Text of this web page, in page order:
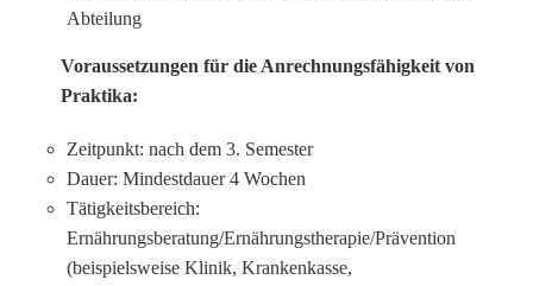
Abteilung
Voraussetzungen für die Anrechnungsfähigkeit von
Praktika:
Zeitpunkt: nach dem 3. Semester
Dauer: Mindestdauer 4 Wochen
Tätigkeitsbereich:
Ernährungsberatung/Ernährungstherapie/Prävention
(beispielsweise Klinik, Krankenkasse,